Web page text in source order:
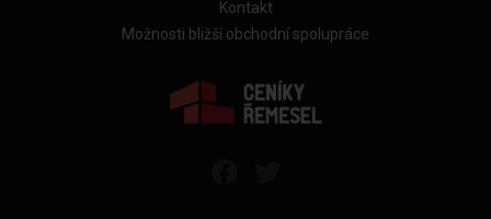
Kontakt
Možnosti bližší obchodní spolupráce